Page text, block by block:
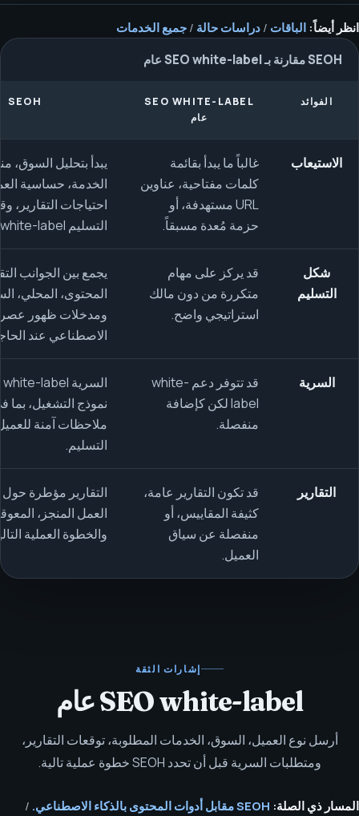
انظر أيضاً: الباقات / دراسات حالة / جميع الخدمات
SEOH مقارنة بـ SEO white-label عام
الفوائد
SEO WHITE-LABEL
عام
SEOH
الاستيعاب
غالباً ما يبدأ بقائمة
كلمات مفتاحية، عناوين
URL مستهدفة، أو
حزمة مُعدة مسبقاً.
يبدأ بتحليل السوق،
الخدمة، حساسية
احتياجات التقارير،
التسليم white-label.
شكل
التسليم
قد يركز على مهام
متكررة من دون مالك
استراتيجي واضح.
يجمع بين الجوانب
المحتوى، المحلي،
ومدخلات ظهور عصر
الاصطناعي عند
السرية
قد تتوفر دعم white-
label لكن كإضافة
منفصلة.
نموذج التشغيل، بما
ملاحظات آمنة
التسليم.
التقارير
قد تكون التقارير عامة،
كثيفة المقاييس، أو
منفصلة عن سياق
العميل.
التقارير مؤطرة حول
العمل المنجز،
والخطوة العملية
إشارات الثقة
SEO white-label عام
أرسل نوع العميل، السوق، الخدمات المطلوبة، توقعات التقارير،
ومتطلبات السرية قبل أن تحدد SEOH خطوة عملية تالية.
المسار ذي الصلة: SEOH مقابل أدوات المحتوى بالذكاء الاصطناعي.
/